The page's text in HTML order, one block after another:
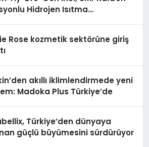
Hidrojen Isıtma
Rose kozmetik sektörüne giriş
akıllı iklimlendirmede yeni
Madoka Plus Türkiye’de
Türkiye’den dünyaya
güçlü büyümesini sürdürüyor